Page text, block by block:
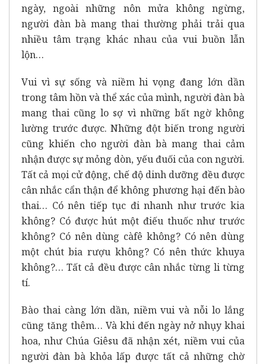
ngày, ngoài những nôn mửa không ngừng,
người đàn bà mang thai thường phải trải qua
nhiều tâm trạng khác nhau của vui buồn lẫn
lộn…
Vui vì sự sống và niềm hi vọng đang lớn dần
trong tâm hồn và thể xác của mình, người đàn bà
mang thai cũng lo sợ vì những bất ngờ không
lường trước được. Những đột biến trong người
cũng khiến cho người đàn bà mang thai cảm
nhận được sự mỏng dòn, yếu đuối của con người.
Tất cả mọi cử động, chế độ dinh dưỡng đều được
cân nhắc cẩn thận để không phương hại đến bào
thai… Có nên tiếp tục đi nhanh như trước kia
không? Có được hút một điếu thuốc như trước
không? Có nên dùng càfê không? Có nên dùng
một chút bia rượu không? Có nên thức khuya
không?… Tất cả đều được cân nhắc từng li từng
tí.
Bào thai càng lớn dần, niềm vui và nỗi lo lắng
cũng tăng thêm… Và khi đến ngày nở nhụy khai
hoa, như Chúa Giêsu đã nhận xét, niềm vui của
người đàn bà khỏa lấp được tất cả những chờ